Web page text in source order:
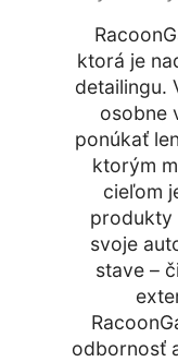
ktorá je
detailingu.
osobne
ponúkať
ktorým
cieľom
produkty
svoje
stave –
odbornosť